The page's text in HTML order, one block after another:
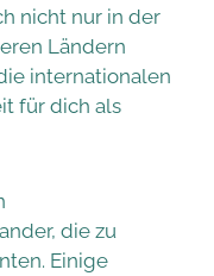
nicht nur in der
Ländern
internationalen
für dich als
die zu
Einige